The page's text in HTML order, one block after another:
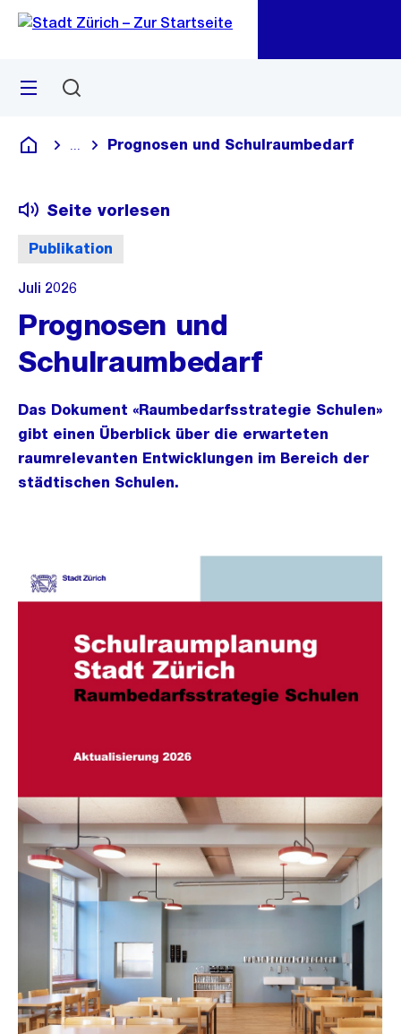
Navigation
Sprunglink
Menü
Deutsch
Blende alle Breadcrumbs ein
Prognosen und Schulraumbedarf
Publikation
Seite vorlesen
Juli 2026
Prognosen und
Schulraumbedarf
Das Dokument «Raumbedarfsstrategie Schulen»
gibt einen Überblick über die erwarteten
raumrelevanten Entwicklungen im Bereich der
städtischen Schulen.